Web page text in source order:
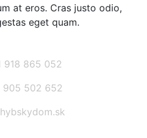
at eros. Cras justo odio,
eget quam.
918 865 052
905 502 652